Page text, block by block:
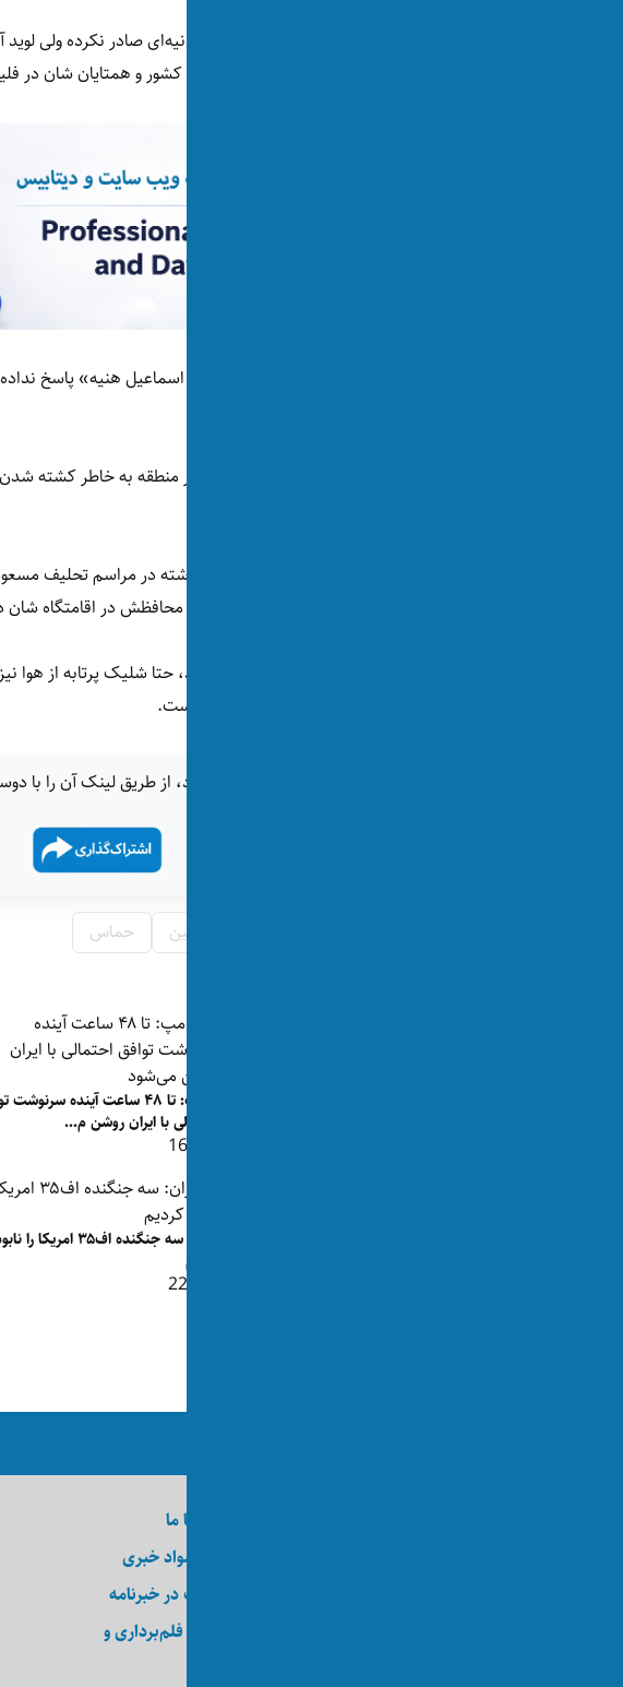
ایالات متحده امریکا تا هنوز به صورت رسمی بیانیه‌ای صادر نکرده ولی
خبری مشترک با آنتونی بلینکن، وزیر خارجه این کشور و همتایان شان در
وزیر دفاع امریکا به «آگاهی قبلی از برنامه قتل اسماعیل هنیه» پاسخ
او افزوده است که امریکا برای «کاهش تنش در منطقه به خاطر کشته
اسماعیل هنیه، رهبر سیاسی حماس که روز گذشته در مراسم تحلیف
گمانه‌زنی‌ها و اخبار ضدونقیض زیادی وجود دارد، حتا شلیک پرتابه از
ساعت‌ها گفته که هنوز در حال بررسی رویداد است.
اگر این خبر برای شما جالب بود، از طریق لینک آن را با
فلسطین حماس
ترامپ: تا ۴۸ ساعت آینده سرنوشت
احتمالی با ایران روشن م...
ایران: سه جنگنده اف۳۵ امریکا را
کردیم
تماس با ما
ارسال مواد خبری
عضویت در خبرنامه
خدمات فلم‌برداری و